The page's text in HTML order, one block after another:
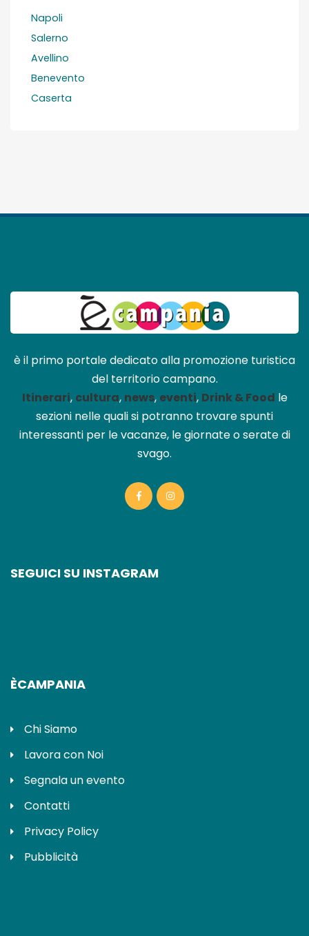
Napoli
Salerno
Avellino
Benevento
Caserta
è il primo portale dedicato alla promozione turistica
del territorio campano.
Itinerari, cultura, news, eventi, Drink & Food le
sezioni nelle quali si potranno trovare spunti
interessanti per le vacanze, le giornate o serate di
svago.
SEGUICI SU INSTAGRAM
ÈCAMPANIA
Chi Siamo
Lavora con Noi
Segnala un evento
Contatti
Privacy Policy
Pubblicità